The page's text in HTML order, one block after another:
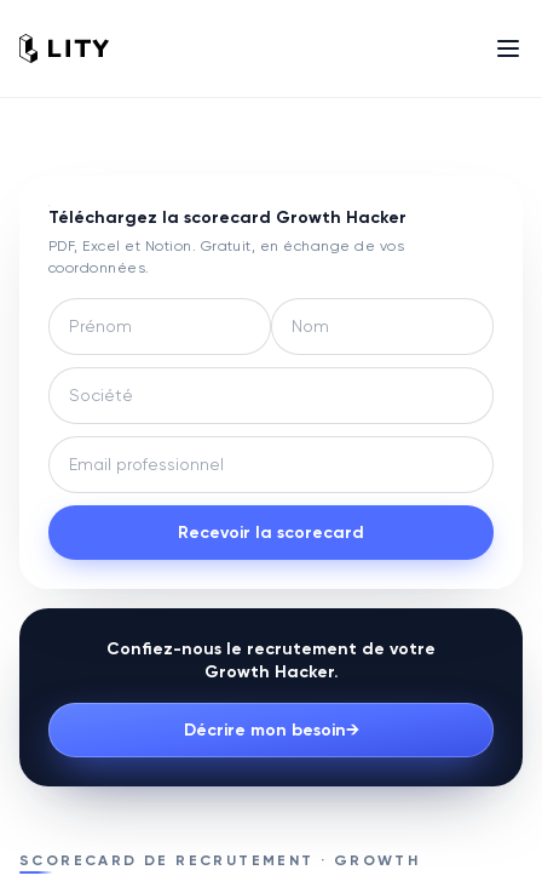
SCORECARD DE RECRUTEMENT · GROWTH
Téléchargez la scorecard Growth Hacker
PDF, Excel et Notion. Gratuit, en échange de vos
coordonnées.
Recevoir la scorecard
Confiez-nous le recrutement de votre
Growth Hacker.
Décrire mon besoin→